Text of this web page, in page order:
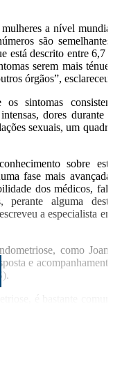
a nível mundial
são semelhantes.
está descrito entre 6,7 e
serem mais ténues
órgãos”, esclareceu.
sintomas consistem
dores durante a
sexuais, um quadro
sobre esta
fase mais avançada.
dos médicos, falo
perante alguma desta
a especialista em
como Joana
e acompanhamento
por vezes até falta de
saúde. Somos obrigadas